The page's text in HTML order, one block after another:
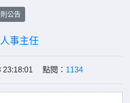
公告
人事主任
23:18:01 點閱： 1134